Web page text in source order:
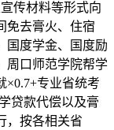
传材料等形式向
免去膏火、住宿
国度学金、国度励
周口师范学院帮学
×0.7+专业省统考
贷款代偿以及膏
，按各相关省